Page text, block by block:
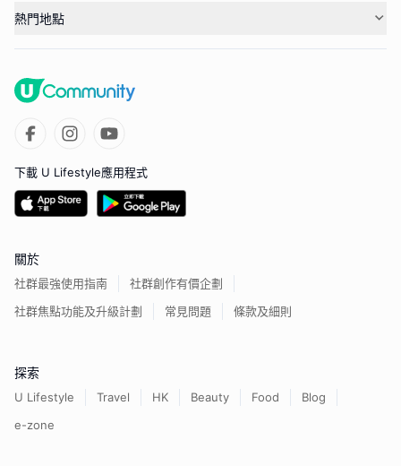
熱門地點
下載 U Lifestyle應用程式
關於
社群最強使用指南
社群創作有價企劃
社群焦點功能及升級計劃
常見問題 條款及細則
探索
U Lifestyle Travel HK Beauty Food
Blog
e-zone